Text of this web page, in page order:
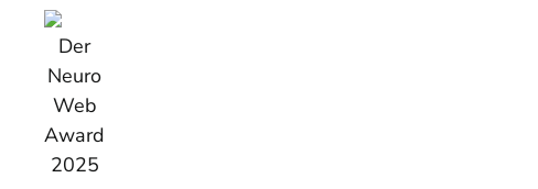
Der
Neuro
Web
Award
2025